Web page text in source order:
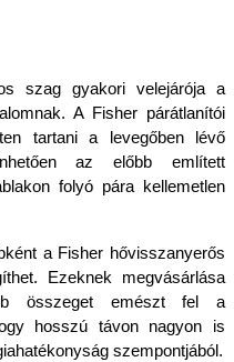
szag gyakori velejárója a
A Fisher párátlanítói
tartani a levegőben lévő
az előbb említett
folyó pára kellemetlen
a Fisher hővisszanyerős
Ezeknek megvásárlása
összeget emészt fel a
hosszú távon nagyon is
szempontjából.